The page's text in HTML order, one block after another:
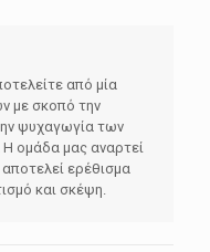
από μία
με σκοπό την
ψυχαγωγία των
ομάδα μας αναρτεί
ερέθισμα
και σκέψη.